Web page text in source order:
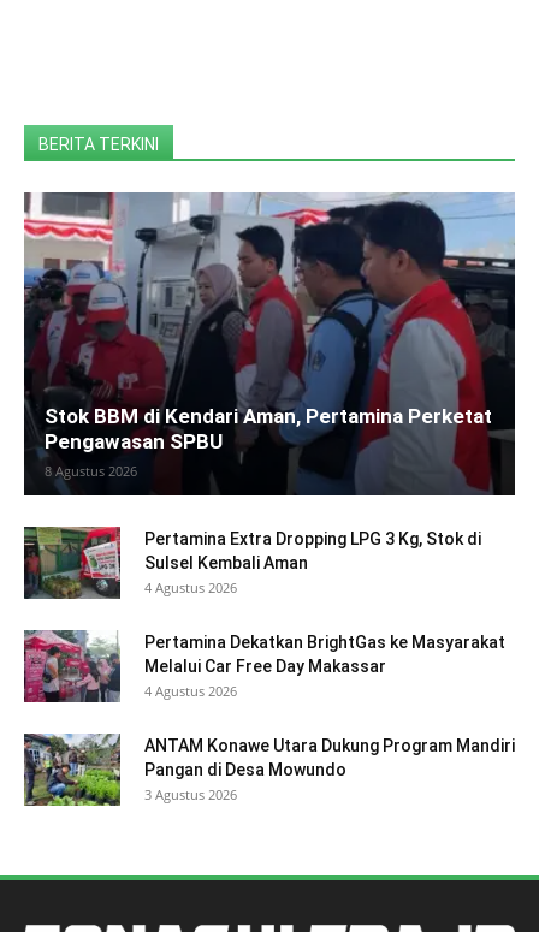
BERITA TERKINI
Stok BBM di Kendari Aman, Pertamina Perketat
Pengawasan SPBU
8 Agustus 2026
Pertamina Extra Dropping LPG 3 Kg, Stok di
Sulsel Kembali Aman
4 Agustus 2026
Pertamina Dekatkan BrightGas ke Masyarakat
Melalui Car Free Day Makassar
4 Agustus 2026
ANTAM Konawe Utara Dukung Program Mandiri
Pangan di Desa Mowundo
3 Agustus 2026